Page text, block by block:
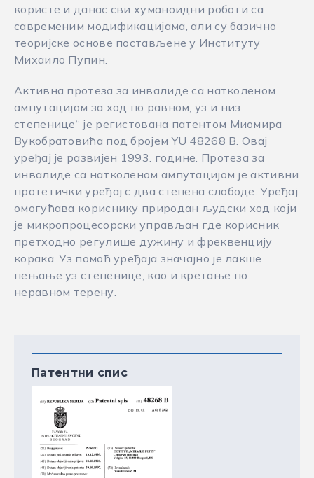
користе и данас сви хумaноидни роботи са
савременим модификацијама, али су базично
теоријске основе постављене у Институту
Михаило Пупин.
Активна протеза за инвалиде са натколеном
ампутацијом за ход по равном, уз и низ
степенице“ је регистована патентом Миомира
Вукобратовића под бројем YU 48268 B. Овај
уређај је развијен 1993. године. Протеза за
инвалиде са натколеном ампутацијом је активни
протетички уређај с два степена слободе. Уређај
омогућава кориснику природан људски ход који
је микропроцесорски управљан где корисник
претходно регулише дужину и фреквенцију
корака. Уз помоћ уређаја значајно је лакше
пењање уз степенице, као и кретање по
неравном терену.
Патентни спис